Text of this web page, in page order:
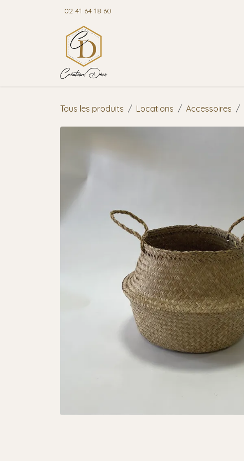
Se rendre au contenu02 41 64 18 60
Tous les produits Locations Accessoires